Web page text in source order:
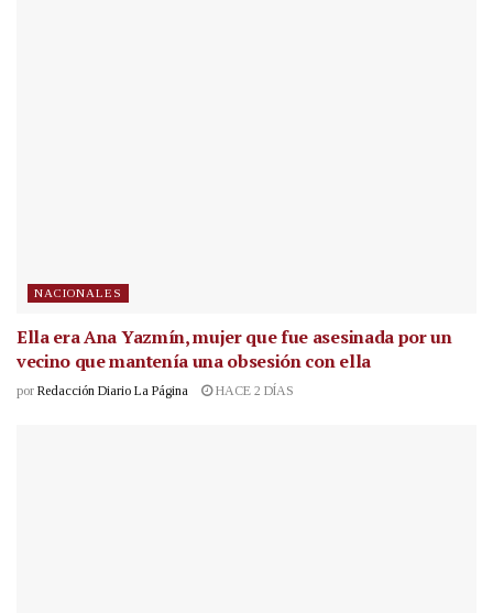
NACIONALES
Ella era Ana Yazmín, mujer que fue asesinada por un
vecino que mantenía una obsesión con ella
por Redacción Diario La Página HACE 2 DÍAS